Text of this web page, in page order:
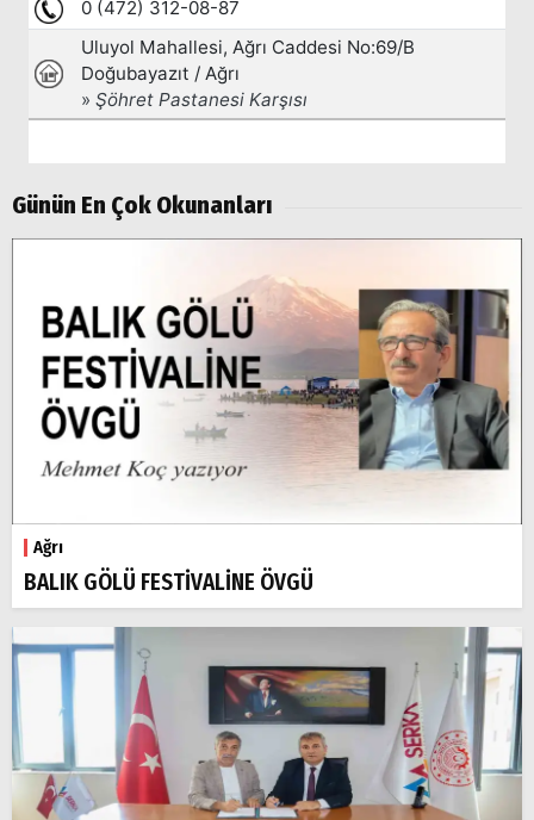
Günün En Çok Okunanları
Ağrı
BALIK GÖLÜ FESTİVALİNE ÖVGÜ
Popüler
Aramalar:
Ağrı
Doğubayazıt